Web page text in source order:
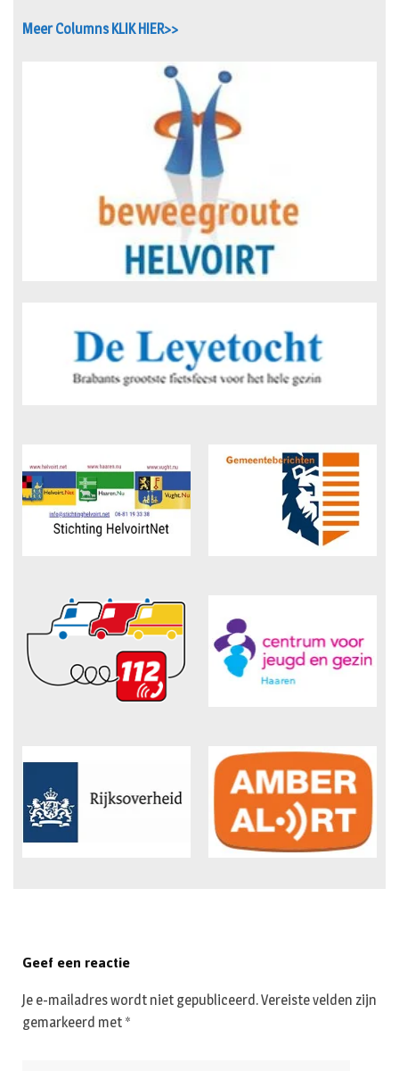
Meer Columns KLIK HIER>>
Geef een reactie
Je e-mailadres wordt niet gepubliceerd.Vereiste velden zijn
gemarkeerd met *